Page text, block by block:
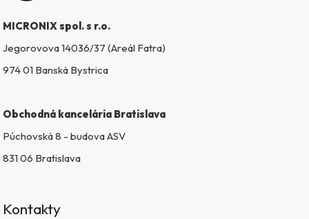
MICRONIX spol. s r.o.
Jegorovova 14036/37 (Areál Fatra)
974 01 Banská Bystrica
Obchodná kancelária Bratislava
Púchovská 8 - budova ASV
831 06 Bratislava
Kontakty